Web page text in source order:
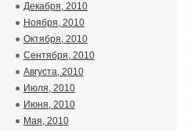
Декабря, 2010
Ноября, 2010
Октября, 2010
Сентября, 2010
Августа, 2010
Июля, 2010
Июня, 2010
Мая, 2010